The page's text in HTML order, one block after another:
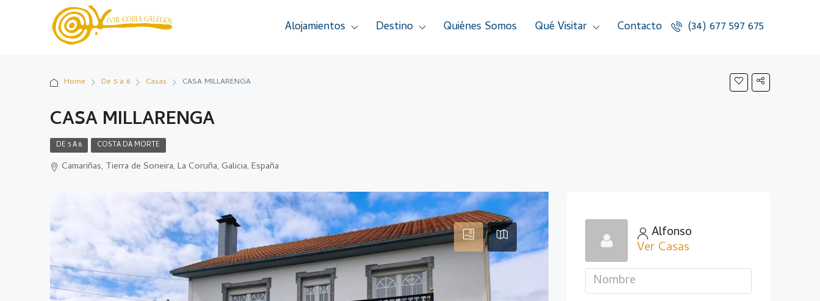
Alojamientos Destino Quiénes Somos Qué Visitar Contacto (34) 677 597 675
Home De 5 a 8 Casas CASA MILLARENGA
CASA MILLARENGA
DE 5 A 8 COSTA DA MORTE
Camariñas, Tierra de Soneira, La Coruña, Galicia, España
Alfonso
Ver Casas